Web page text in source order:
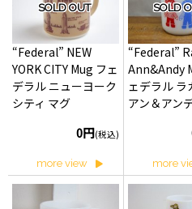
SOLD OUT
“Federal” NEW
YORK CITY Mug フェ
デラル ニューヨーク
シティ マグ
0円(税込)
more view
SOLD
“Federal”
Ann&Andy
ェデラル ラ
アン＆アン
more